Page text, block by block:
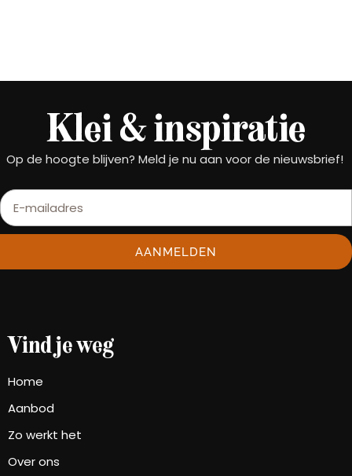
Klei & inspiratie
Op de hoogte blijven? Meld je nu aan voor de nieuwsbrief!
AANMELDEN
Vind je weg
Home
Aanbod
Zo werkt het
Over ons